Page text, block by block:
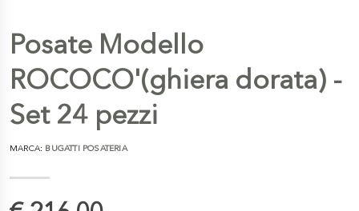
Posate Modello
ROCOCO'(ghiera dorata) -
Set 24 pezzi
MARCA: BUGATTI POSATERIA